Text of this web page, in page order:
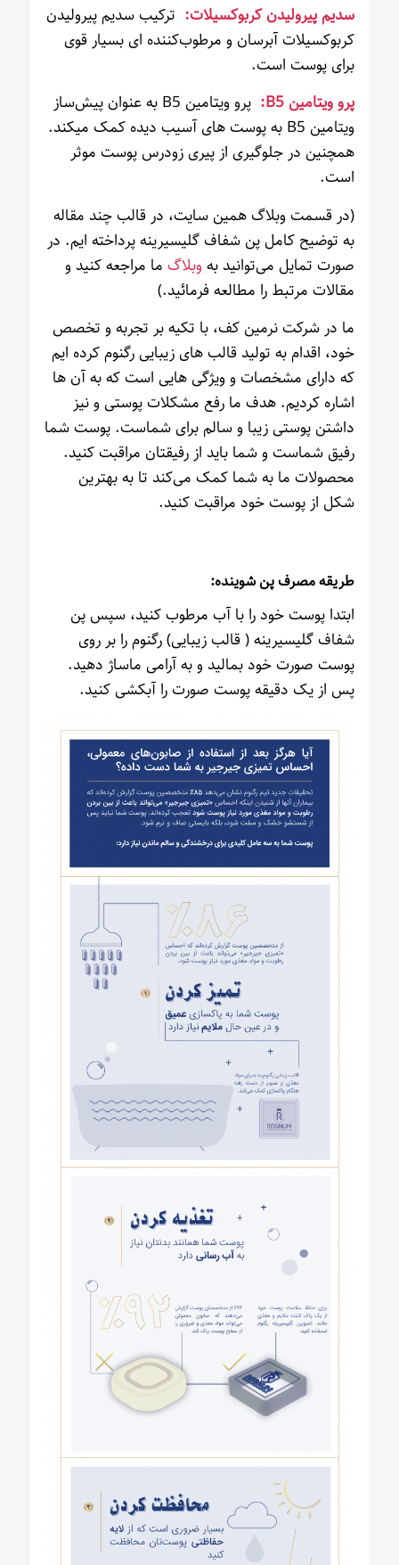
سدیم پیرولیدن کربوکسیلات: ترکیب سدیم پیرولیدن
کربوکسیلات آبرسان و مرطوب‌کننده ای بسیار قوی
برای پوست است.
پرو ویتامین B5:
پرو ویتامین B5 به عنوان پیش‌ساز
ویتامین B5 به پوست های آسیب دیده کمک میکند.
همچنین در جلوگیری از پیری زودرس پوست موثر
است.
(در قسمت وبلاگ همین سایت، در قالب چند مقاله
به توضیح کامل پن شفاف گلیسیرینه پرداخته ایم. در
صورت تمایل می‌توانید به وبلاگ ما مراجعه کنید و
مقالات مرتبط را مطالعه فرمائید.)
ما در شرکت نرمین کف، با تکیه بر تجربه و تخصص
خود، اقدام به تولید قالب های زیبایی رگنوم کرده ایم
که دارای مشخصات و ویژگی هایی است که به آن ها
اشاره کردیم. هدف ما رفع مشکلات پوستی و نیز
داشتن پوستی زیبا و سالم برای شماست‌. پوست شما
رفیق شماست و شما باید از رفیقتان مراقبت کنید.
محصولات ما به شما کمک می‌کند تا به بهترین
شکل از پوست خود مراقبت کنید.
طریقه مصرف پن شوینده:
ابتدا پوست خود را با آب مرطوب کنید، سپس پن
شفاف گلیسیرینه ( قالب زیبایی) رگنوم را بر روی
پوست صورت خود بمالید و به آرامی ماساژ دهید.
پس از یک دقیقه پوست صورت را آبکشی کنید.